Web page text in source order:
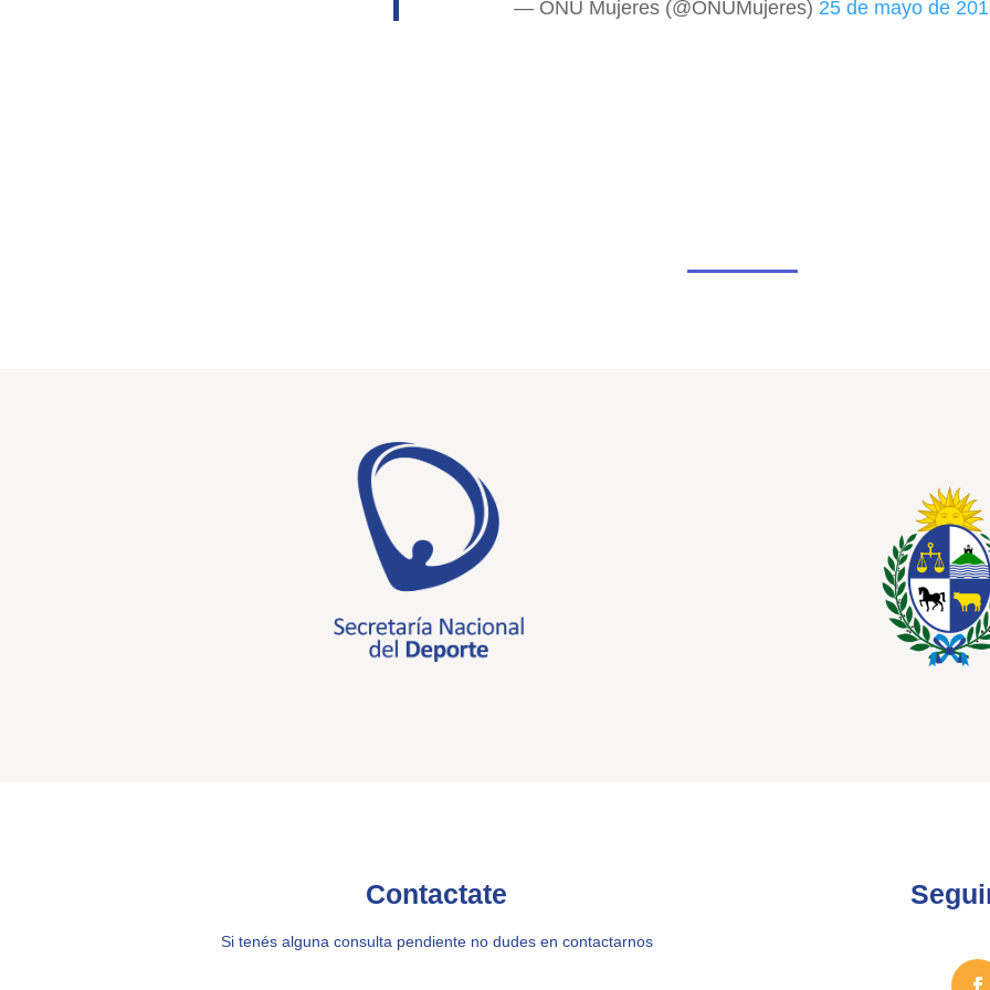
— ONU Mujeres (@ONUMujeres) 25 de mayo de
Contactate
Si tenés alguna consulta pendiente no dudes en contactarnos